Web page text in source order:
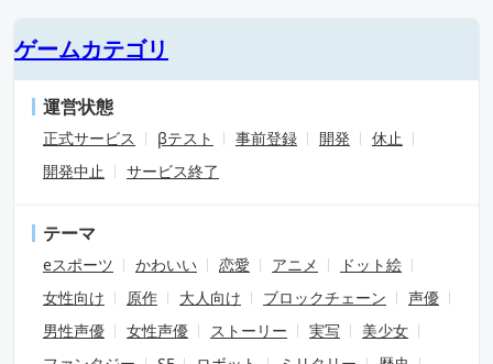
ゲームカテゴリ
運営状態
正式サービス βテスト 事前登録 開発
休止
開発中止
サービス終了
テーマ
eスポーツ かわいい 恋愛 アニメ
ドット絵
女性向け
原作 大人向け ブロックチェーン
声優
男性声優
女性声優 ストーリー 実写
美少女